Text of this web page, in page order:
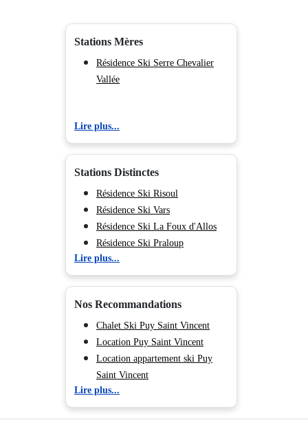
Stations Mères
Résidence Ski Serre Chevalier
Vallée
Lire plus...
Stations Distinctes
Résidence Ski Risoul
Résidence Ski Vars
Résidence Ski La Foux d'Allos
Résidence Ski Praloup
Résidence Ski Orcières Merlette
1850
1350 - Chantemerle
Résidence Ski Serre Chevalier
1200 - Briançon
Résidence Ski Serre Chevalier
1400 - Villeneuve
Résidence Ski Les Orres
Résidence Ski Auron
Lire plus...
Nos Recommandations
Chalet Ski Puy Saint Vincent
Location Puy Saint Vincent
Location appartement ski Puy
Saint Vincent
Lire plus...